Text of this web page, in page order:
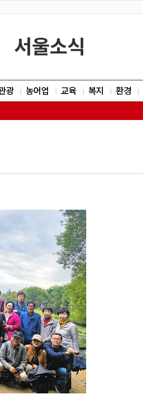
서울소식
광 농어업 교육 복지 환경